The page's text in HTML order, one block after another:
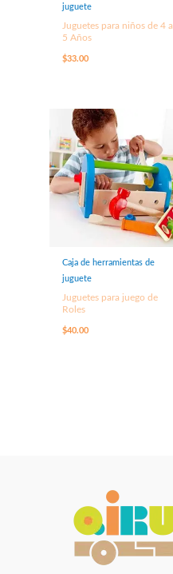
juguete
Juguetes para niños de 4 a
5 Años
$33.00
Caja de herramientas de
juguete
Juguetes para juego de
Roles
$40.00